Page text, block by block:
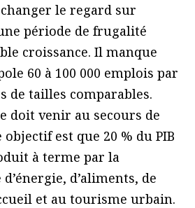
le regard sur
période de frugalité
croissance. Il manque
60 à 100 000 emplois par
de tailles comparables.
doit venir au secours de
est que 20 % du PIB
à terme par la
d’aliments, de
et au tourisme urbain.